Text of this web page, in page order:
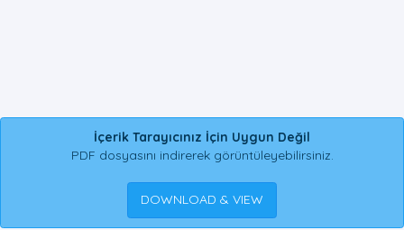
İçerik Tarayıcınız İçin Uygun Değil
PDF dosyasını indirerek görüntüleyebilirsiniz.
DOWNLOAD & VIEW